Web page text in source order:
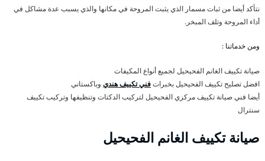
نتأكد أيضا من ثبات مسمار الذي يثبت المروحة في مكانها والذي يسبب عدة مشاكل في
أداء المروحة وتلف المبخر.
ومن خدماتنا :
صيانة تكييف الغانم الفحيحيل لجميع أنواع المكيفات
افضل تصليح تكييف الفحيحيل بخبراتفني تكييف هندي وباكستاني
أيضا فني صيانة تكييف مركزي الفحيحيل لتركيب الدكتات وتنظيفها وتركيب تكييف
سنترال
صيانة تكييف الغانم الفحيحيل